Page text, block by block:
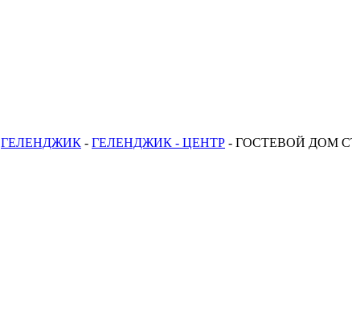
ГЕЛЕНДЖИК - ГЕЛЕНДЖИК - ЦЕНТР - ГОСТЕВОЙ ДОМ